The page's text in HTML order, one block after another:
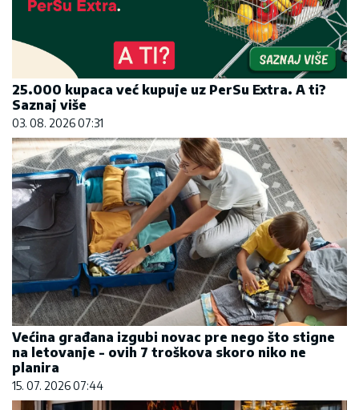
25.000 kupaca već kupuje uz PerSu Extra. A ti?
Saznaj više
03. 08. 2026 07:31
Većina građana izgubi novac pre nego što stigne
na letovanje - ovih 7 troškova skoro niko ne
planira
15. 07. 2026 07:44